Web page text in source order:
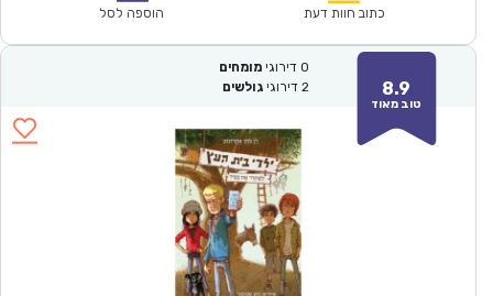
₪57.00.
כתוב חוות דעת הוספה לסל
8.9
טוב מאוד
0 דירוגי מומחים
2 דירוגי גולשים